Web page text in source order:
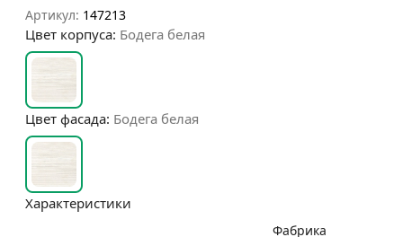
Артикул: 147213
Цвет корпуса: Бодега белая
Цвет фасада: Бодега белая
Характеристики
Фабрика